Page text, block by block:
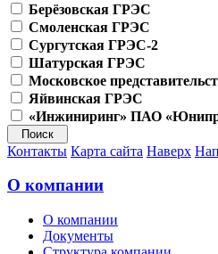
Берёзовская ГРЭС
Смоленская ГРЭС
Сургутская ГРЭС-2
Шатурская ГРЭС
Московское
Яйвинская ГРЭС
«Инжиниринг» ПАО
Контакты Карта сайта Наверх
О компании
О компании
Документы